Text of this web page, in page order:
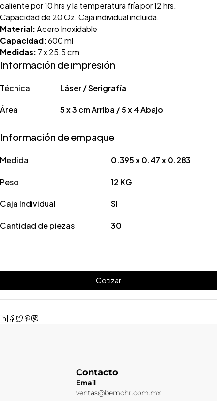
caliente por 10 hrs y la temperatura fría por 12 hrs.
Capacidad de 20 Oz. Caja individual incluida.
Material:Acero Inoxidable
Capacidad:600 ml
Medidas: 7 x 25.5 cm
Información de impresión
Técnica Láser / Serigrafía
Área 5 x 3 cm Arriba / 5 x 4 Abajo
Información de empaque
Medida 0.395 x 0.47 x 0.283
Peso 12 KG
Caja Individual SI
Cantidad de piezas 30
Cotizar
Contacto
Email
ventas@bemohr.com.mx